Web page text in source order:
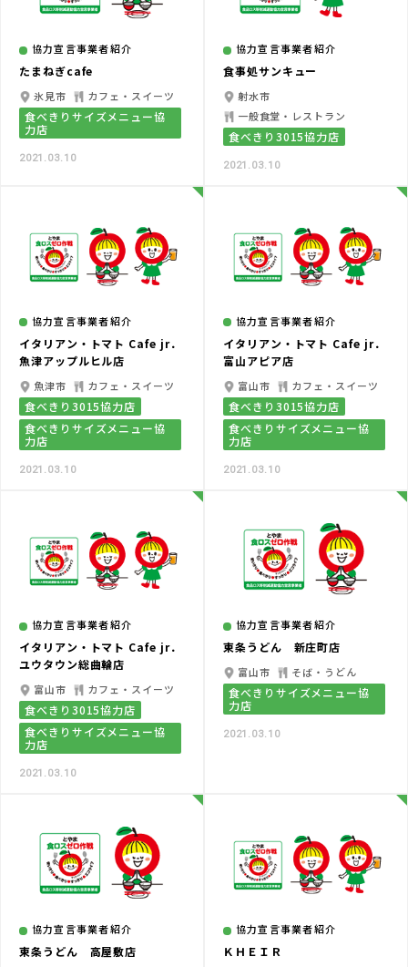
協力宣言事業者紹介
たまねぎcafe
氷見市 カフェ・スイーツ
食べきりサイズメニュー協
力店
2021.03.10
協力宣言事業者紹介
食事処サンキュー
射水市
一般食堂・レストラン
食べきり3015協力店
2021.03.10
協力宣言事業者紹介
イタリアン・トマト Cafe jr．
魚津アップルヒル店
魚津市 カフェ・スイーツ
食べきり3015協力店
食べきりサイズメニュー協
力店
2021.03.10
協力宣言事業者紹介
イタリアン・トマト Cafe jr．
富山アピア店
富山市 カフェ・スイーツ
食べきり3015協力店
食べきりサイズメニュー協
力店
2021.03.10
協力宣言事業者紹介
イタリアン・トマト Cafe jr．
ユウタウン総曲輪店
富山市 カフェ・スイーツ
食べきり3015協力店
食べきりサイズメニュー協
力店
2021.03.10
協力宣言事業者紹介
東条うどん 新庄町店
富山市 そば・うどん
食べきりサイズメニュー協
力店
2021.03.10
協力宣言事業者紹介
東条うどん 高屋敷店
協力宣言事業者紹介
ＫＨＥＩＲ